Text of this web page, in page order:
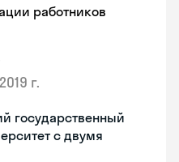
работников
2019 г.
государственный
с двумя